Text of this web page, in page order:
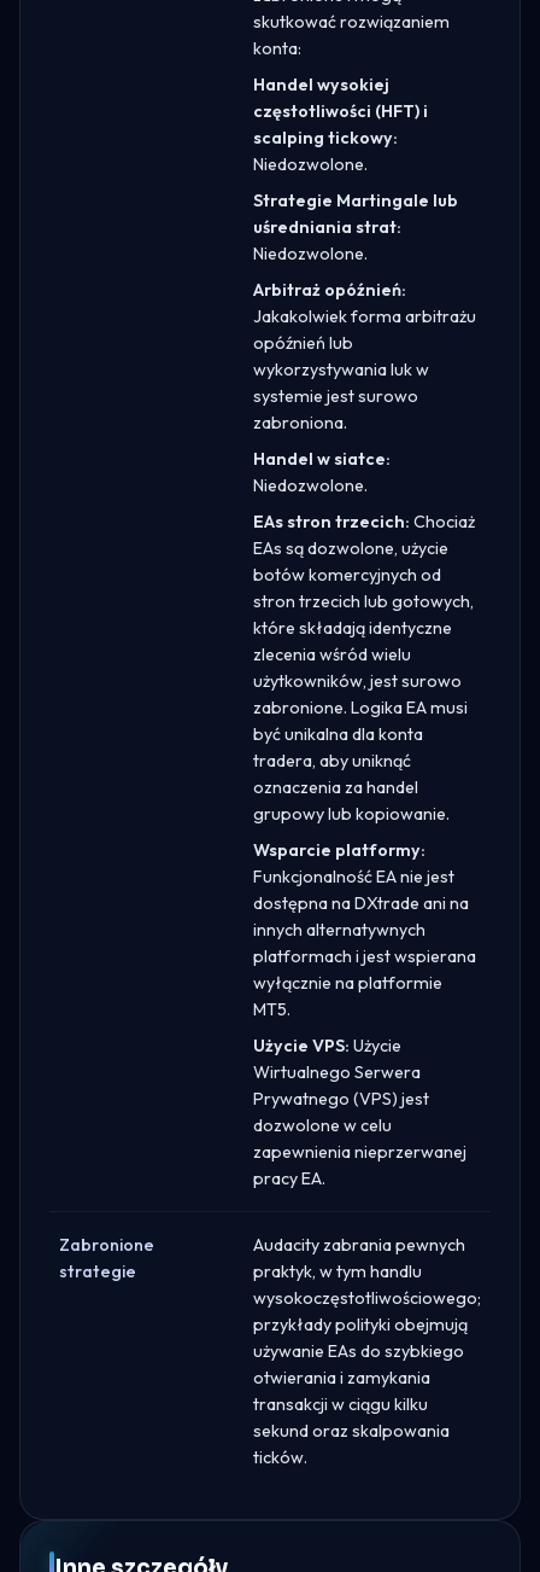
skutkować rozwiązaniem
konta:
Handel wysokiej
częstotliwości (HFT) i
scalping tickowy:
Niedozwolone.
Strategie Martingale lub
uśredniania strat:
Niedozwolone.
Arbitraż opóźnień:
Jakakolwiek forma arbitrażu
opóźnień lub
wykorzystywania luk w
systemie jest surowo
zabroniona.
Handel w siatce:
Niedozwolone.
EAs stron trzecich: Chociaż
EAs są dozwolone, użycie
botów komercyjnych od
stron trzecich lub gotowych,
które składają identyczne
zlecenia wśród wielu
użytkowników, jest surowo
zabronione. Logika EA musi
być unikalna dla konta
tradera, aby uniknąć
oznaczenia za handel
grupowy lub kopiowanie.
Wsparcie platformy:
Funkcjonalność EA nie jest
dostępna na DXtrade ani na
innych alternatywnych
platformach i jest wspierana
wyłącznie na platformie
MT5.
Użycie VPS: Użycie
Wirtualnego Serwera
Prywatnego (VPS) jest
dozwolone w celu
zapewnienia nieprzerwanej
pracy EA.
Zabronione
strategie
Audacity zabrania pewnych
praktyk, w tym handlu
wysokoczęstotliwościowego;
przykłady polityki obejmują
używanie EAs do szybkiego
otwierania i zamykania
transakcji w ciągu kilku
sekund oraz skalpowania
ticków.